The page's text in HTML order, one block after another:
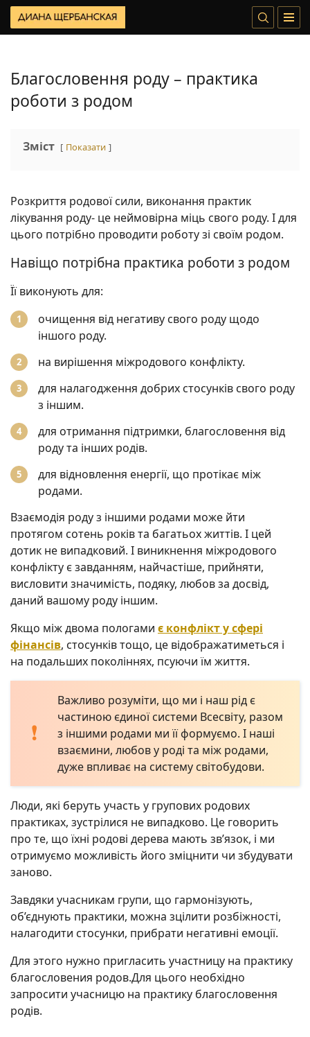
Благословення роду – практика
роботи з родом
Зміст Показати
Розкриття родової сили, виконання практик
лікування роду- це неймовірна міць свого роду. І для
цього потрібно проводити роботу зі своїм родом.
Навіщо потрібна практика роботи з родом
Її виконують для:
очищення від негативу свого роду щодо
іншого роду.
на вирішення міжродового конфлікту.
для налагодження добрих стосунків свого роду
з іншим.
для отримання підтримки, благословення від
роду та інших родів.
для відновлення енергії, що протікає між
родами.
Взаємодія роду з іншими родами може йти
протягом сотень років та багатьох життів. І цей
дотик не випадковий. І виникнення міжродового
конфлікту є завданням, найчастіше, прийняти,
висловити значимість, подяку, любов за досвід,
даний вашому роду іншим.
Якщо між двома пологами є конфлікт у сфері
фінансів, стосунків тощо, це відображатиметься і
на подальших поколіннях, псуючи їм життя.
Важливо розуміти, що ми і наш рід є
частиною єдиної системи Всесвіту, разом
з іншими родами ми її формуємо. І наші
взаємини, любов у роді та між родами,
дуже впливає на систему світобудови.
Люди, які беруть участь у групових родових
практиках, зустрілися не випадково. Це говорить
про те, що їхні родові дерева мають зв’язок, і ми
отримуємо можливість його зміцнити чи збудувати
заново.
Завдяки учасникам групи, що гармонізують,
об’єднують практики, можна зцілити розбіжності,
налагодити стосунки, прибрати негативні емоції.
Для этого нужно пригласить участницу на практику
благословения родов.Для цього необхідно
запросити учасницю на практику благословення
родів.